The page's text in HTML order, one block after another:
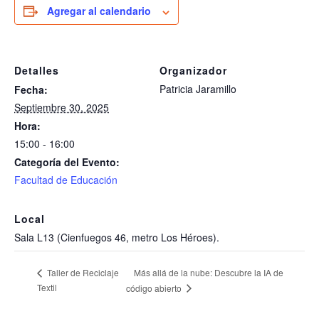
Agregar al calendario
Detalles
Fecha:
Septiembre 30, 2025
Hora:
15:00 - 16:00
Categoría del Evento:
Facultad de Educación
Organizador
Patricia Jaramillo
Local
Sala L13 (Cienfuegos 46, metro Los Héroes).
Taller de Reciclaje
Textil
Más allá de la nube: Descubre la IA de
código abierto